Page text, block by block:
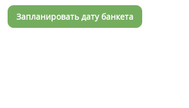
Запланировать дату банкета